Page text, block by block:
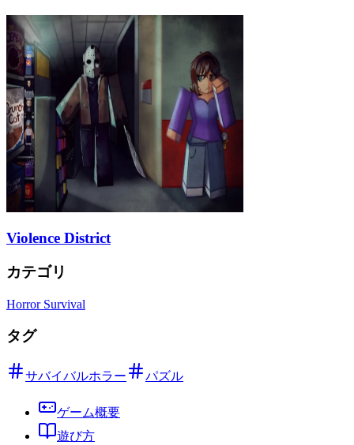
Violence District
カテゴリ
Horror Survival
タグ
サバイバルホラー パズル
ゲーム概要
遊び方